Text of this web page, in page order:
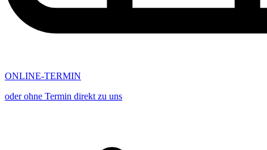
ONLINE-TERMIN
oder ohne Termin direkt zu uns